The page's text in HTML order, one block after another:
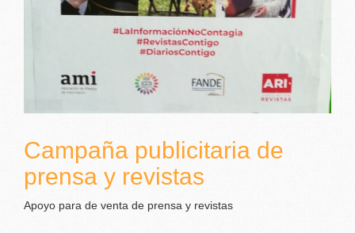
Campaña publicitaria de
prensa y revistas
Apoyo para de venta de prensa y revistas